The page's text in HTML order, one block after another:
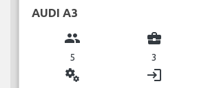
AUDI A3
group
5
business_center
3
miscellaneous_services login